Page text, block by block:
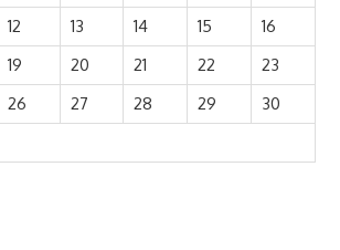
12 13 14 15
16
19 20 21 22
23
26 27 28 29
30